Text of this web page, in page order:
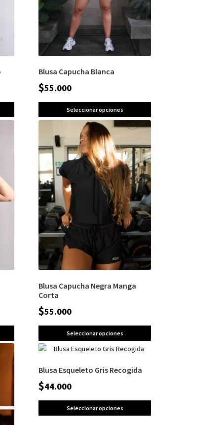
Blusa Capucha Blanca
$55.000
Seleccionar opciones
Blusa Capucha Negra Manga
Corta
$55.000
Seleccionar opciones
Blusa Esqueleto Gris Recogida
$44.000
Seleccionar opciones